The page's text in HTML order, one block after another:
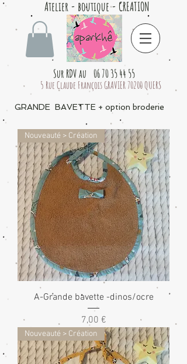
Atelier - boutique - CREATION
Sur RDV au 06 70 35 44 55
5 Rue Claude François GRAVIER 70200 QUERS
GRANDE BAVETTE + option broderie
Nouveauté > Création
A-Grande bavette -dinos/ocre
Prix
7,00 €
Nouveauté > Création